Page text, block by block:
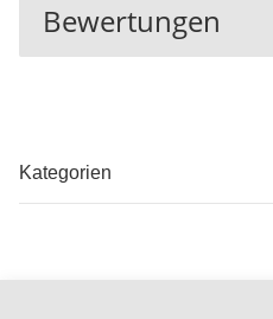
Bewertungen
Kategorien